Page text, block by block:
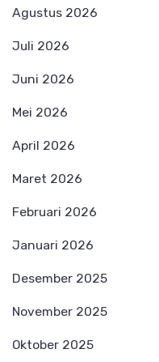
Agustus 2026
Juli 2026
Juni 2026
Mei 2026
April 2026
Maret 2026
Februari 2026
Januari 2026
Desember 2025
November 2025
Oktober 2025